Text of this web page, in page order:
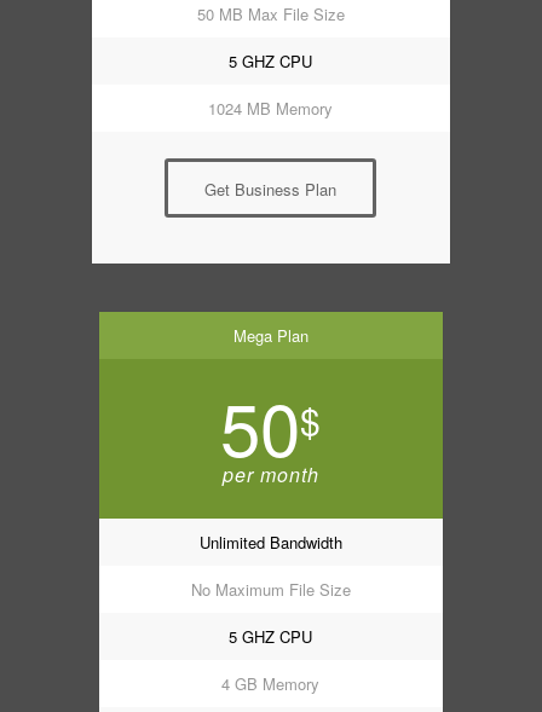
50 MB Max File Size
5 GHZ CPU
1024 MB Memory
Get Business Plan
Mega Plan
50$
per month
Unlimited Bandwidth
No Maximum File Size
5 GHZ CPU
4 GB Memory